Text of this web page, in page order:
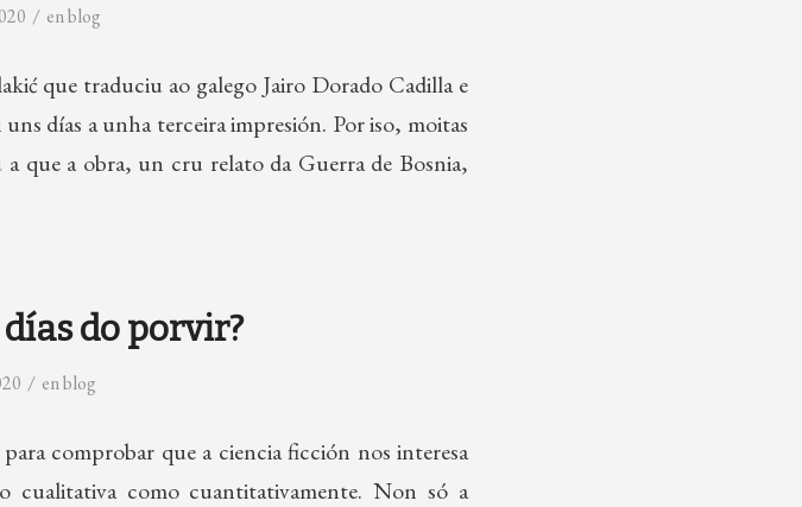
/ enblog
que traduciu ao galego Jairo Dorado Cadilla e
días a unha terceira impresión. Por iso, moitas
que a obra, un cru relato da Guerra de Bosnia,
do porvir?
/ enblog
comprobar que a ciencia ficción nos interesa
como cuantitativamente. Non só a